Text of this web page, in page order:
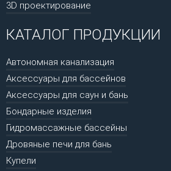
3D проектирование
КАТАЛОГ ПРОДУКЦИИ
Автономная канализация
Аксессуары для бассейнов
Аксессуары для саун и бань
Бондарные изделия
Гидромассажные бассейны
Дровяные печи для бань
Купели